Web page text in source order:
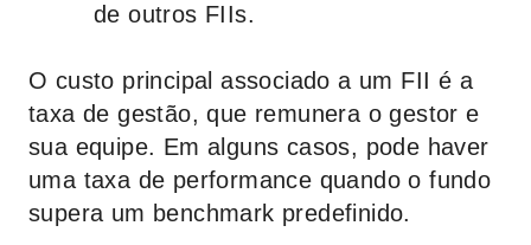
de outros FIIs.
O custo principal associado a um FII é a
taxa de gestão, que remunera o gestor e
sua equipe. Em alguns casos, pode haver
uma taxa de performance quando o fundo
supera um benchmark predefinido.